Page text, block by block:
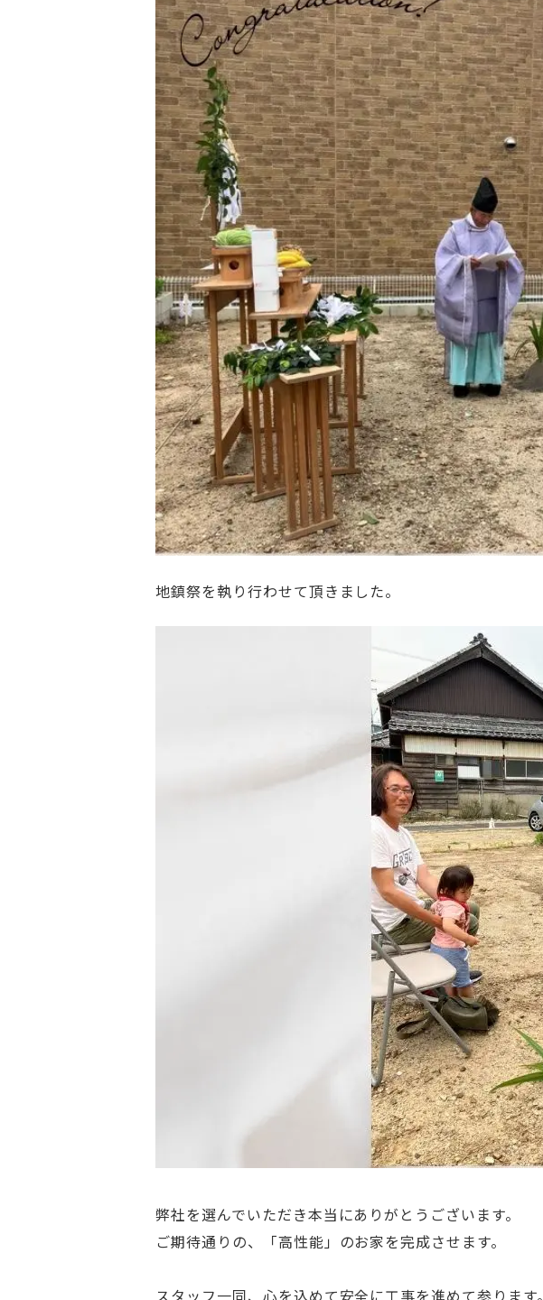
地鎮祭を執り行わせて頂きました。
弊社を選んでいただき本当にありがとうございます。
ご期待通りの、「高性能」のお家を完成させます。
スタッフ一同、心を込めて安全に工事を進めて参ります。